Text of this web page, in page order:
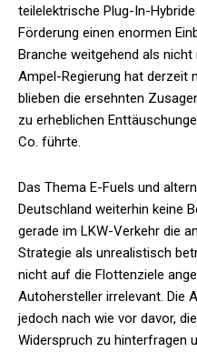
teilelektrische Plug-In-
Förderung einen enormen
Branche weitgehend als
Ampel-Regierung hat derzeit
blieben die ersehnten
zu erheblichen
Co. führte.
Das Thema E-Fuels und
Deutschland weiterhin keine
gerade im LKW-Verkehr die
Strategie als unrealistisch
nicht auf die Flottenziele
Autohersteller irrelevant. Die
jedoch nach wie vor davor,
Widerspruch zu hinterfragen